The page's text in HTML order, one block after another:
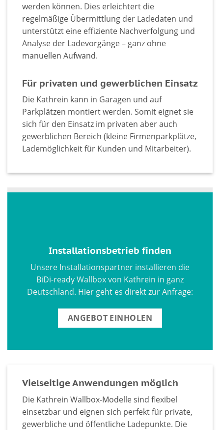
werden können. Dies erleichtert die
regelmäßige Übermittlung der Ladedaten und
unterstützt eine effiziente Nachverfolgung und
Analyse der Ladevorgänge – ganz ohne
manuellen Aufwand.
Für privaten und gewerblichen Einsatz
Die Kathrein kann in Garagen und auf
Parkplätzen montiert werden. Somit eignet sie
sich für den Einsatz im privaten aber auch
gewerblichen Bereich (kleine Firmenparkplätze,
Lademöglichkeit für Kunden und Mitarbeiter).
Installationsbetrieb finden
Unsere Installationspartner installieren die
BiDi-ready Wallbox von Kathrein in ganz
Deutschland. Hier geht es direkt zur Anfrage:
ANGEBOT EINHOLEN
Vielseitige Anwendungen möglich
Die Kathrein Wallbox-Modelle sind flexibel
einsetzbar und eignen sich perfekt für private,
gewerbliche und öffentliche Ladepunkte. Die